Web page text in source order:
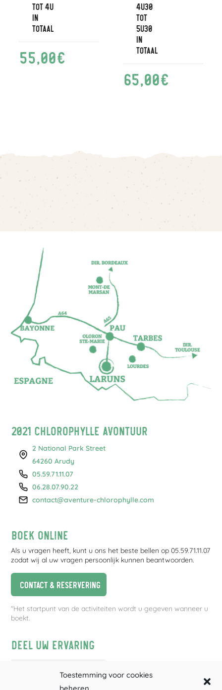
Toestemming voor cookies
tot 4u
in
totaal
55,00€
4u30
tot
5u30
in
totaal
65,00€
2021 Chlorophylle Avontuur
2 National Park Street
64260 Arudy
05.59.71.11.07
06.28.07.90.22
contact@aventure-chlorophylle.com
Boek online
Als u vragen heeft, kunt u ons het beste bellen op 05.59.71.11.07
zodat wij al uw vragen persoonlijk kunnen beantwoorden.
Contact & reservering
"Het startpunt van de activiteiten wordt u gegeven wanneer u
boekt.
Deel uw ervaring